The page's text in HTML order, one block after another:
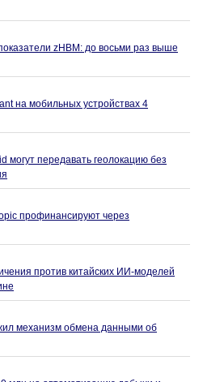
zHBM: до восьми раз выше
на мобильных устройствах 4
могут передавать геолокацию без
профинансируют через
против китайских ИИ-моделей
механизм обмена данными об